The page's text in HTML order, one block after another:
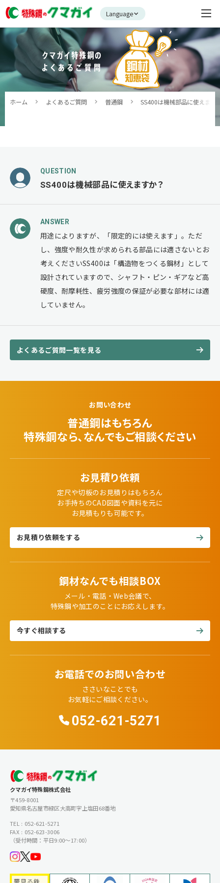
Language
ホーム よくあるご質問 普通鋼 SS400は機械部品に使えます
QUESTION
SS400は機械部品に使えますか？
ANSWER
用途によりますが、「限定的には使えます」。ただ
し、強度や耐久性が求められる部品には適さないとお
考えくださいSS400は「構造物をつくる鋼材」として
設計されていますので、シャフト・ピン・ギアなど高
硬度、耐摩耗性、疲労強度の保証が必要な部材には適
していません。
よくあるご質問一覧を見る
お問い合わせ
普通鋼はもちろん
特殊鋼なら、なんでもご相談ください
お見積り依頼
定尺や切板のお見積りはもちろん
お手持ちのCAD図面や資料を元に
お見積もりも可能です。
お見積り依頼をする
鋼材なんでも相談BOX
メール・電話・Web会議で、
特殊鋼や加工のことにお応えします。
今すぐ相談する
お電話でのお問い合わせ
ささいなことでも
お気軽にご相談ください。
052-621-5271
クマガイ特殊鋼株式会社
〒459-8001
愛知県名古屋市緑区大高町字上塩田68番地
TEL : 052-621-5271
FAX : 052-623-3006
（受付時間：平日9:00〜17:00）